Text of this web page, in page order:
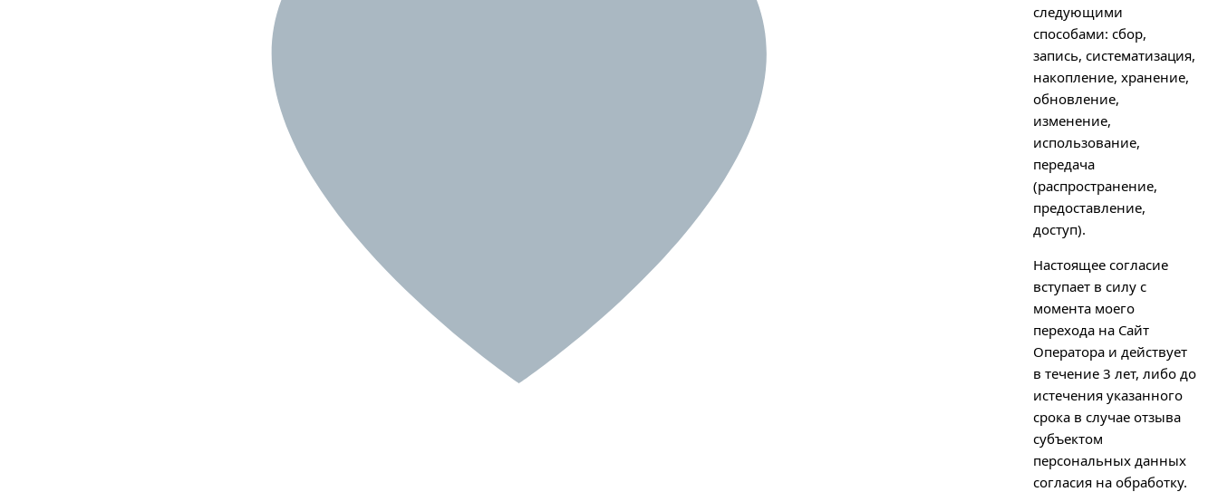
следующими
способами: сбор,
запись, систематизация,
накопление, хранение,
обновление,
изменение,
использование,
передача
(распространение,
предоставление,
доступ).
Настоящее согласие
вступает в силу с
момента моего
перехода на Сайт
Оператора и действует
в течение 3 лет, либо до
истечения указанного
срока в случае отзыва
субъектом
персональных данных
согласия на обработку.